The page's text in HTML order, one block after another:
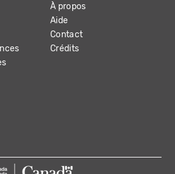
À propos
Aide
Contact
Crédits